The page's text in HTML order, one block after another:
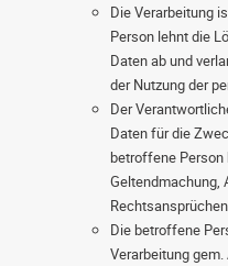
Die Verarbeitung
Person lehnt die
Daten ab und
der Nutzung der
Der
Daten für die
betroffene
Geltendmachung,
Die betroffene
Verarbeitung gem.